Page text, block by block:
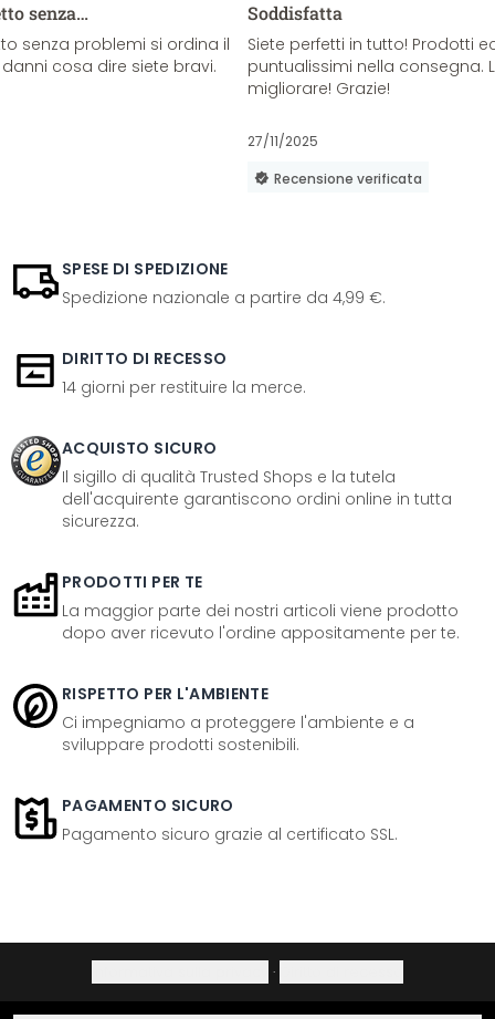
senza…
senza problemi si ordina il
cosa dire siete bravi.
Soddisfatta
Siete perfetti in tutto! Prodotti
puntualissimi nella consegna.
migliorare! Grazie!
27/11/2025
Recensione verificata
SPESE DI SPEDIZIONE
Spedizione nazionale a partire da 4,99 €.
DIRITTO DI RECESSO
14 giorni per restituire la merce.
ACQUISTO SICURO
Il sigillo di qualità Trusted Shops e la tutela
dell'acquirente garantiscono ordini online in tutta
sicurezza.
PRODOTTI PER TE
La maggior parte dei nostri articoli viene prodotto
dopo aver ricevuto l'ordine appositamente per te.
RISPETTO PER L'AMBIENTE
Ci impegniamo a proteggere l'ambiente e a
sviluppare prodotti sostenibili.
PAGAMENTO SICURO
Pagamento sicuro grazie al certificato SSL.
·